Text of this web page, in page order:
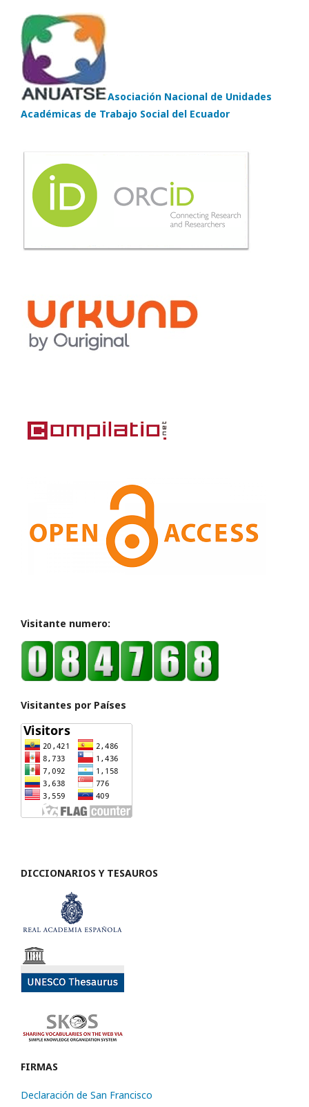
Asociación Nacional de Unidades
Académicas de Trabajo Social del Ecuador
Visitante numero:
Visitantes por Países
DICCIONARIOS Y TESAUROS
FIRMAS
Declaración de San Francisco